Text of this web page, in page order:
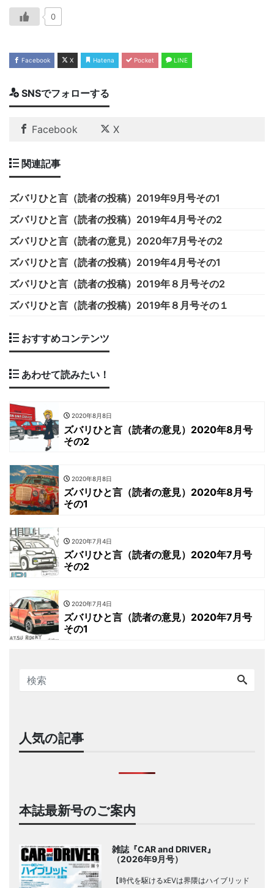
0
Facebook X Hatena Pocket LINE
SNSでフォローする
Facebook X
関連記事
ズバリひと言（読者の投稿）2019年9月号その1
ズバリひと言（読者の投稿）2019年4月号その2
ズバリひと言（読者の意見）2020年7月号その2
ズバリひと言（読者の投稿）2019年4月号その1
ズバリひと言（読者の投稿）2019年８月号その2
ズバリひと言（読者の投稿）2019年８月号その１
おすすめコンテンツ
あわせて読みたい！
2020年8月8日
ズバリひと言（読者の意見）2020年8月号
その2
2020年8月8日
ズバリひと言（読者の意見）2020年8月号
その1
2020年7月4日
ズバリひと言（読者の意見）2020年7月号
その2
2020年7月4日
ズバリひと言（読者の意見）2020年7月号
その1
人気の記事
本誌最新号のご案内
雑誌『CAR and DRIVER』
（2026年9月号）
【時代を駆けるxEVは界隈はハイブリッド